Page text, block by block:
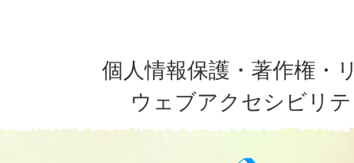
個人情報保護・著作権・
ウェブアクセシビリ